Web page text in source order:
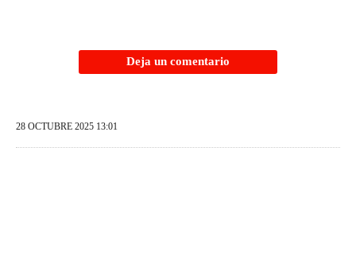
Deja un comentario
28 OCTUBRE 2025 13:01